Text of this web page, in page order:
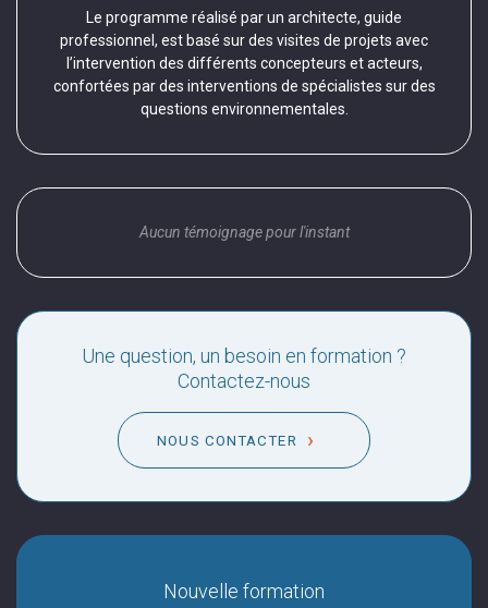
Le programme réalisé par un architecte, guide
professionnel, est basé sur des visites de projets avec
l’intervention des différents concepteurs et acteurs,
confortées par des interventions de spécialistes sur des
questions environnementales.
Aucun témoignage pour l'instant
Une question, un besoin en formation ?
Contactez-nous
NOUS CONTACTER
Nouvelle formation